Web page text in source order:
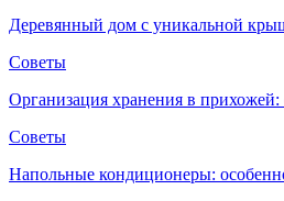
Деревянный дом с уникальной
Советы
Организация хранения в
Советы
Напольные кондиционеры: